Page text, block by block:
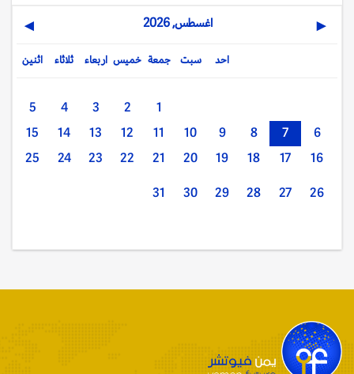
◀ اغسطس, 2026 ▶
اثنين ثلاثاء اربعاء خميس جمعة سبت احد
1
2
3
4
5
6
7
8
9
10
11
12
13
14
15
16
17
18
19
20
21
22
23
24
25
26
27
28
29
30
31